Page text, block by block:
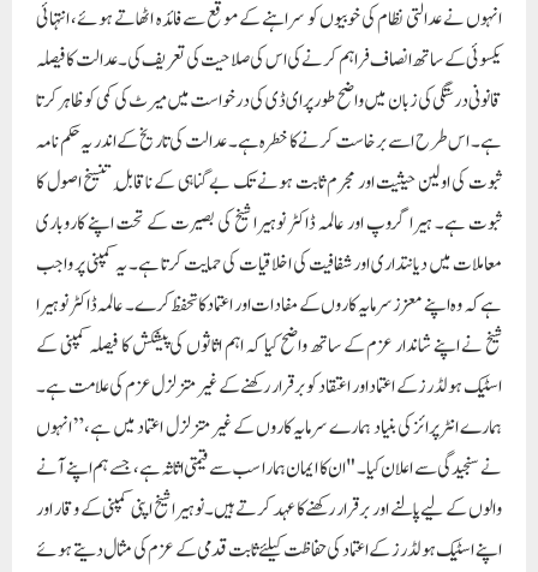
انہوں نے عدالتی نظام کی خوبیوں کو سراہنے کے موقع سے فائدہ اٹھاتے ہوئے، انتہائی
یکسوئی کے ساتھ انصاف فراہم کرنے کی اس کی صلاحیت کی تعریف کی۔ عدالت کا فیصلہ
قانونی درستگی کی زبان میں واضح طور پر ای ڈی کی درخواست میں میرٹ کی کمی کو ظاہر کرتا
ہے۔ اس طرح اسے برخاست کرنے کا خطرہ ہے۔ عدالت کی تاریخ کے اندر یہ حکم نامہ
ثبوت کی اولین حیثیت اور مجرم ثابت ہونے تک بے گناہی کے ناقابلِ تنسیخ اصول کا
ثبوت ہے۔ ہیرا گروپ اور عالمہ ڈاکٹر نوہیرا شیخ کی بصیرت کے تحت اپنے کاروباری
معاملات میں دیانتداری اور شفافیت کی اخلاقیات کی حمایت کرتا ہے۔ یہ کمپنی پر واجب
ہے کہ وہ اپنے معزز سرمایہ کاروں کے مفادات اور اعتماد کا تحفظ کرے۔ عالمہ ڈاکٹر نوہیرا
شیخ نے اپنے شاندار عزم کے ساتھ واضح کیا کہ اہم اثاثوں کی پیشکش کا فیصلہ کمپنی کے
اسٹیک ہولڈرز کے اعتماد اور اعتقاد کو برقرار رکھنے کے غیر متزلزل عزم کی علامت ہے۔
ہمارے انٹرپرائز کی بنیاد ہمارے سرمایہ کاروں کے غیر متزلزل اعتماد میں ہے،” انہوں
نے سنجیدگی سے اعلان کیا۔ "ان کا ایمان ہمارا سب سے قیمتی اثاثہ ہے، جسے ہم اپنے آنے
والوں کے لیے پالنے اور برقرار رکھنے کا عہد کرتے ہیں۔ نوہیرا شیخ اپنی کمپنی کے وقار اور
اپنے اسٹیک ہولڈرز کے اعتماد کی حفاظت کیلئے ثابت قدمی کے عزم کی مثال دیتے ہوئے